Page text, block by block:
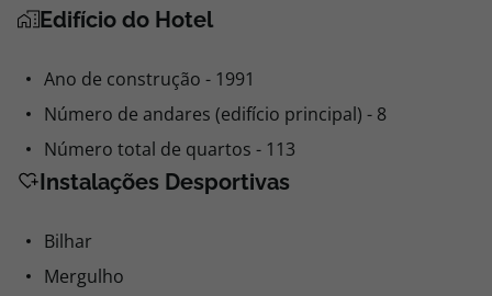
Edifício do Hotel
Ano de construção - 1991
Número de andares (edifício principal) - 8
Número total de quartos - 113
Instalações Desportivas
Bilhar
Mergulho